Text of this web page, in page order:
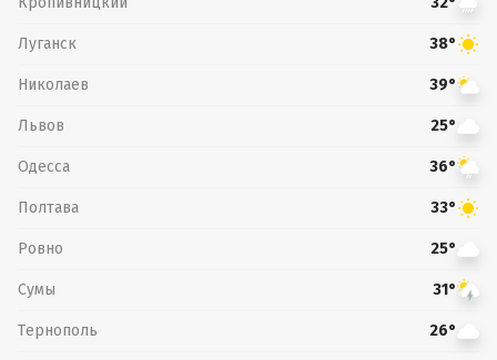
Луганск 38°
Николаев 39°
Львов 25°
Одесса 36°
Полтава 33°
Ровно 25°
Сумы 31°
Тернополь 26°